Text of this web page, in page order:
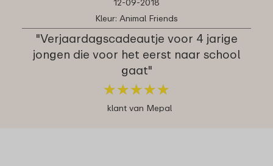
Kleur: Animal Friends
"Verjaardagscadeautje voor 4 jarige
jongen die voor het eerst naar school
gaat"
★★★★★
★★★★★
klant van Mepal